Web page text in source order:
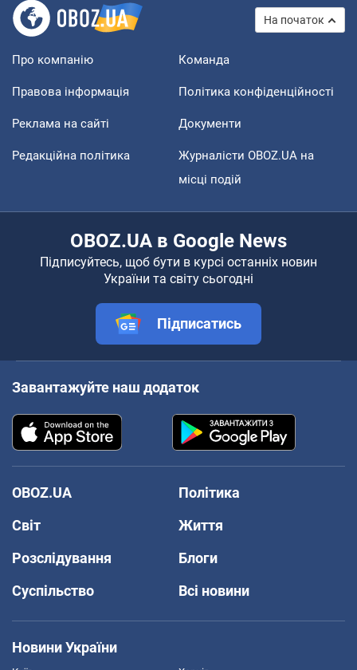
На початок
Про компанію Команда
Правова інформація Політика конфіденційності
Реклама на сайті Документи
Редакційна політика
Журналісти OBOZ.UA на
місці подій
OBOZ.UA в Google News
Підписуйтесь, щоб бути в курсі останніх новин
України та світу сьогодні
Підписатись
Завантажуйте наш додаток
OBOZ.UA
Політика
Світ
Життя
Розслідування
Блоги
Суспільство
Всі новини
Новини України